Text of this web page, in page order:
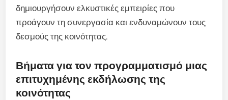
δημιουργήσουν ελκυστικές εμπειρίες που
προάγουν τη συνεργασία και ενδυναμώνουν τους
δεσμούς της κοινότητας.
Βήματα για τον προγραμματισμό μιας
επιτυχημένης εκδήλωσης της
κοινότητας